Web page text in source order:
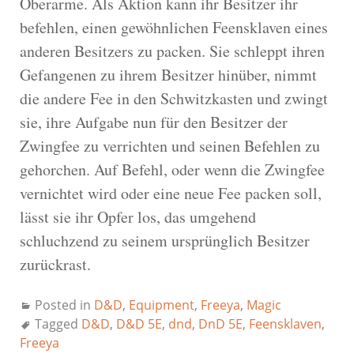
befehlen, einen gewöhnlichen Feensklaven eines
anderen Besitzers zu packen. Sie schleppt ihren
Gefangenen zu ihrem Besitzer hinüber, nimmt
die andere Fee in den Schwitzkasten und zwingt
sie, ihre Aufgabe nun für den Besitzer der
Zwingfee zu verrichten und seinen Befehlen zu
gehorchen. Auf Befehl, oder wenn die Zwingfee
vernichtet wird oder eine neue Fee packen soll,
lässt sie ihr Opfer los, das umgehend
schluchzend zu seinem ursprünglich Besitzer
zurückrast.
Posted in D&D, Equipment, Freeya, Magic
Tagged D&D, D&D 5E, dnd, DnD 5E, Feensklaven,
Freeya